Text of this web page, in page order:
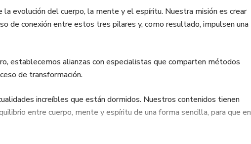
evolución del cuerpo, la mente y el espíritu. Nuestra misión es crear
de conexión entre estos tres pilares y, como resultado, impulsen una
establecemos alianzas con especialistas que comparten métodos
de transformación.
increíbles que están dormidos. Nuestros contenidos tienen
entre cuerpo, mente y espíritu de una forma sencilla, para que en